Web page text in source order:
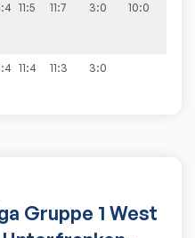
11:5 11:7 3:0 10:0
11:4 11:3 3:0
Gruppe 1 West